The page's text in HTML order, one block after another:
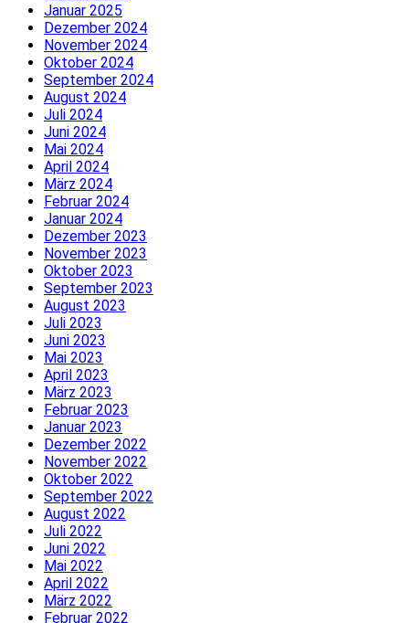
Januar 2025
Dezember 2024
November 2024
Oktober 2024
September 2024
August 2024
Juli 2024
Juni 2024
Mai 2024
April 2024
März 2024
Februar 2024
Januar 2024
Dezember 2023
November 2023
Oktober 2023
September 2023
August 2023
Juli 2023
Juni 2023
Mai 2023
April 2023
März 2023
Februar 2023
Januar 2023
Dezember 2022
November 2022
Oktober 2022
September 2022
August 2022
Juli 2022
Juni 2022
Mai 2022
April 2022
März 2022
Februar 2022